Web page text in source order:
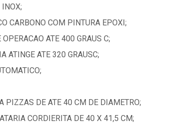
CARBONO COM PINTURA EPOXI;
ATE 400 GRAUS C;
ATINGE ATE 320 GRAUSC;
PIZZAS DE ATE 40 CM DE DIAMETRO;
CORDIERITA DE 40 X 41,5 CM;